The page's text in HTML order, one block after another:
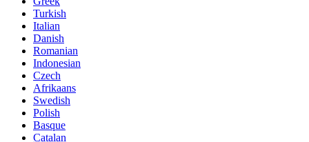
Turkish
Italian
Danish
Romanian
Indonesian
Czech
Afrikaans
Swedish
Polish
Basque
Catalan